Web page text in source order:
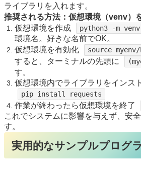
ライブラリを入れます。
推奨される方法：仮想環境（venv）
仮想環境を作成 python3 -m venv
環境名。好きな名前でOK。
仮想環境を有効化
source
すると、ターミナルの先頭に
す。
仮想環境内でライブラリをインス
pip install requests
作業が終わったら仮想環境を終了
これでシステムに影響を与えず、安
す。
実用的なサンプルプログ